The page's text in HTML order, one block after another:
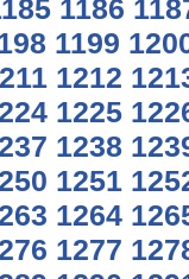
1186
1199
1212
1225
1238
1251
1264
1277